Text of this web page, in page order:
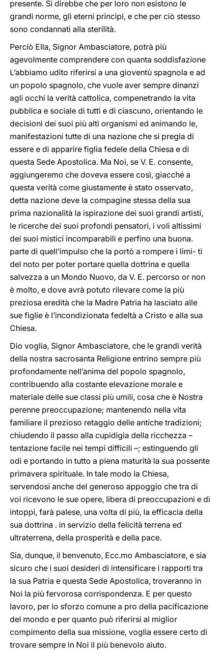
presente. Si direbbe che per loro non esistono le
grandi norme, gli eterni principi, e che per ciò stesso
sono condannati alla sterilità.
Perciò Ella, Signor Ambasciatore, potrà più
agevolmente comprendere con quanta soddisfazione
L’abbiamo udito riferirsi a una gioventù spagnola e ad
un popolo spagnolo, che vuole aver sempre dinanzi
agli occhi la verità cattolica, compenetrando la vita
pubblica e sociale di tutti e di ciascuno, orientando le
decisioni dei suoi più alti organismi ed animando le,
manifestazioni tutte di una nazione che si pregia di
essere e di apparire figlia fedele della Chiesa e di
questa Sede Apostolica. Ma Noi, se V. E. consente,
aggiungeremo che doveva essere così, giacché a
questa verità come giustamente è stato osservato,
detta nazione deve la compagine stessa della sua
prima nazionalità la ispirazione dei suoi grandi artisti,
le ricerche dei suoi profondi pensatori, i voli altissimi
dei suoi mistici incomparabili e perfino una buona.
parte di quell’impulso che la portò a rompere i limi- ti
del noto per poter portare quella dottrina e quella
salvezza a un Mondo Nuovo, da V. E. percorso or non
è molto, e dove avrà potuto rilevare come la più
preziosa eredità che la Madre Patria ha lasciato alle
sue figlie è l’incondizionata fedeltà a Cristo e alla sua
Chiesa.
Dio voglia, Signor Ambasciatore, che le grandi verità
della nostra sacrosanta Religione entrino sempre più
profondamente nell’anima del popolo spagnolo,
contribuendo alla costante elevazione morale e
materiale delle sue classi più umili, cosa che è Nostra
perenne preoccupazione; mantenendo nella vita
familiare il prezioso retaggio delle antiche tradizioni;
chiudendo il passo alla cupidigia della ricchezza –
tentazione facile nei tempi difficili –; estinguendo gli
odi e portando in tutto a piena maturità la sua possente
primavera spirituale. In tale modo la Chiesa,
servendosi anche del generoso appoggio che tra di
voi ricevono le sue opere, libera di preoccupazioni e di
intoppi, farà palese, una volta di più, la efficacia della
sua dottrina . in servizio della felicità terrena ed
ultraterrena, della prosperità e della pace.
Sia, dunque, il benvenuto, Ecc.mo Ambasciatore, e sia
sicuro che i suoi desideri di intensificare i rapporti tra
la sua Patria e questa Sede Apostolica, troveranno in
Noi la più fervorosa corrispondenza. E per questo
lavoro, per lo sforzo comune a pro della pacificazione
del mondo e per quanto può riferirsi al miglior
compimento della sua missione, voglia essere certo di
trovare sempre in Noi il più benevolo aiuto.